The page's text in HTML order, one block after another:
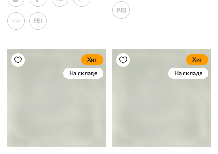
Хит
На складе
Хит
На складе